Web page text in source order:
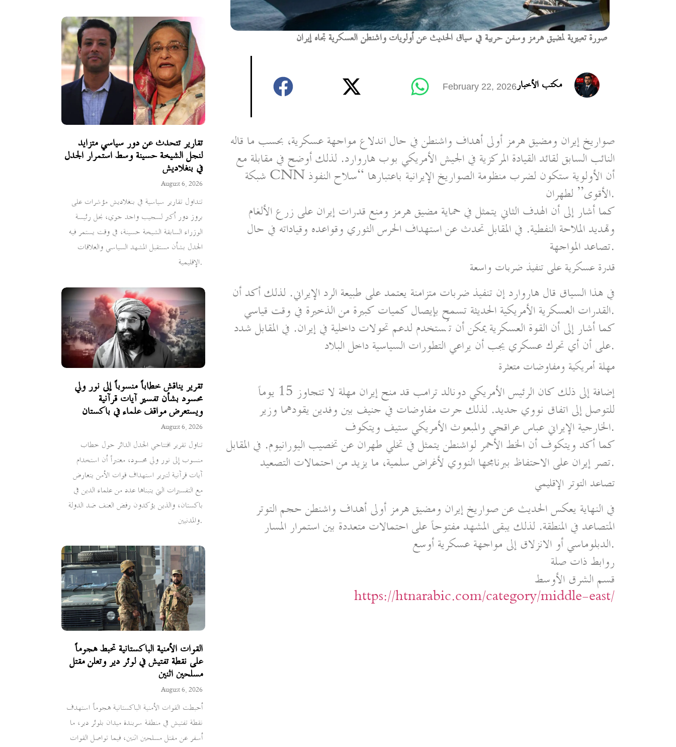
تقارير تتحدث عن دور سياسي متزايد
لنجل الشيخة حسينة وسط استمرار الجدل
في بنغلاديش
August 6, 2026
تتداول تقارير سياسية في بنغلاديش مؤشرات على
بروز دور أكبر لسجيب واجد جوي، نجل رئيسة
الوزراء السابقة الشيخة حسينة، في وقت يستمر فيه
الجدل بشأن مستقبل المشهد السياسي والعلاقات
الإقليمية.
تقرير يناقش خطاباً منسوباً إلى نور ولي
محسود بشأن تفسير آيات قرآنية
ويستعرض مواقف علماء في باكستان
August 6, 2026
تناول تقرير افتتاحي الجدل الدائر حول خطاب
منسوب إلى نور ولي محسود، معتبراً أن استخدام
آيات قرآنية لتبرير استهداف قوات الأمن يتعارض
مع التفسيرات التي يتبناها عدد من علماء الدين في
باكستان، والذين يؤكدون رفض العنف ضد الدولة
والمدنيين.
القوات الأمنية الباكستانية تحبط هجوماً
على نقطة تفتيش في لوئر دير وتعلن مقتل
مسلحين اثنين
August 6, 2026
أحبطت القوات الأمنية الباكستانية هجوماً استهدف
نقطة تفتيش في منطقة سربندة ميدان بلوئر دير، ما
أسفر عن مقتل مسلحين اثنين، فيما تواصل القوات
صورة تعبيرية لمضيق هرمز وسفن حربية في سياق الحديث عن أولويات واشنطن العسكرية تجاه إيران
مكتب الأخبارFebruary 22, 2026
صواريخ إيران ومضيق هرمز أولى أهداف واشنطن في حال اندلاع مواجهة عسكرية، بحسب ما قاله
النائب السابق لقائد القيادة المركزية في الجيش الأمريكي بوب هاروارد. لذلك أوضح في مقابلة مع
شبكة CNN أن الأولوية ستكون لضرب منظومة الصواريخ الإيرانية باعتبارها “سلاح النفوذ
الأقوى” لطهران.
كما أشار إلى أن الهدف الثاني يتمثل في حماية مضيق هرمز ومنع قدرات إيران على زرع الألغام
وتهديد الملاحة النفطية. في المقابل تحدث عن استهداف الحرس الثوري وقواعده وقياداته في حال
تصاعد المواجهة.
قدرة عسكرية على تنفيذ ضربات واسعة
في هذا السياق قال هاروارد إن تنفيذ ضربات متزامنة يعتمد على طبيعة الرد الإيراني. لذلك أكد أن
القدرات العسكرية الأمريكية الحديثة تسمح بإيصال كميات كبيرة من الذخيرة في وقت قياسي.
كما أشار إلى أن القوة العسكرية يمكن أن تُستخدم لدعم تحولات داخلية في إيران. في المقابل شدد
على أن أي تحرك عسكري يجب أن يراعي التطورات السياسية داخل البلاد.
مهلة أمريكية ومفاوضات متعثرة
إضافة إلى ذلك كان الرئيس الأمريكي دونالد ترامب قد منح إيران مهلة لا تتجاوز 15 يوماً
للتوصل إلى اتفاق نووي جديد. لذلك جرت مفاوضات في جنيف بين وفدين يقودهما وزير
الخارجية الإيراني عباس عراقجي والمبعوث الأمريكي ستيف ويتكوف.
كما أكد ويتكوف أن الخط الأحمر لواشنطن يتمثل في تخلي طهران عن تخصيب اليورانيوم. في المقابل
تصر إيران على الاحتفاظ ببرنامجها النووي لأغراض سلمية، ما يزيد من احتمالات التصعيد.
تصاعد التوتر الإقليمي
في النهاية يعكس الحديث عن صواريخ إيران ومضيق هرمز أولى أهداف واشنطن حجم التوتر
المتصاعد في المنطقة. لذلك يبقى المشهد مفتوحاً على احتمالات متعددة بين استمرار المسار
الدبلوماسي أو الانزلاق إلى مواجهة عسكرية أوسع.
روابط ذات صلة
قسم الشرق الأوسط
https://htnarabic.com/category/middle-east/